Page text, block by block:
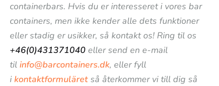
containerbars. Hvis du er interesseret i vores bar
containers, men ikke kender alle dets funktioner
eller stadig er usikker, så kontakt os! Ring til os
+46(0)431371040 eller send en e-mail
til info@barcontainers.dk, eller fyll
i kontaktformuläret så återkommer vi till dig så